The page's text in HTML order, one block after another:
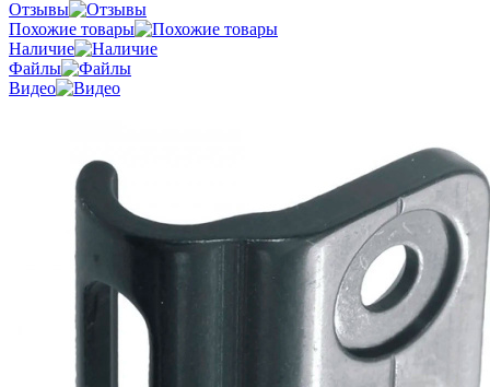
Отзывы
Похожие товары
Наличие
Файлы
Видео